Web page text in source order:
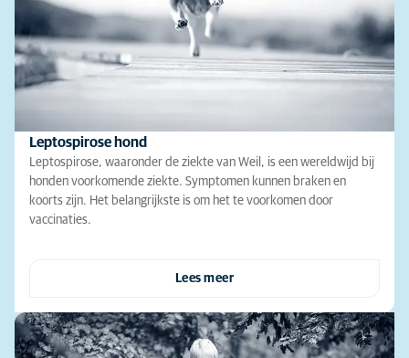
Leptospirose hond
Leptospirose, waaronder de ziekte van Weil, is een wereldwijd bij
honden voorkomende ziekte. Symptomen kunnen braken en
koorts zijn. Het belangrijkste is om het te voorkomen door
vaccinaties.
Lees meer